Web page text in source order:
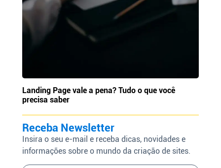
Landing Page vale a pena? Tudo o que você
precisa saber
Receba Newsletter
Insira o seu e-mail e receba dicas, novidades e
informações sobre o mundo da criação de sites.